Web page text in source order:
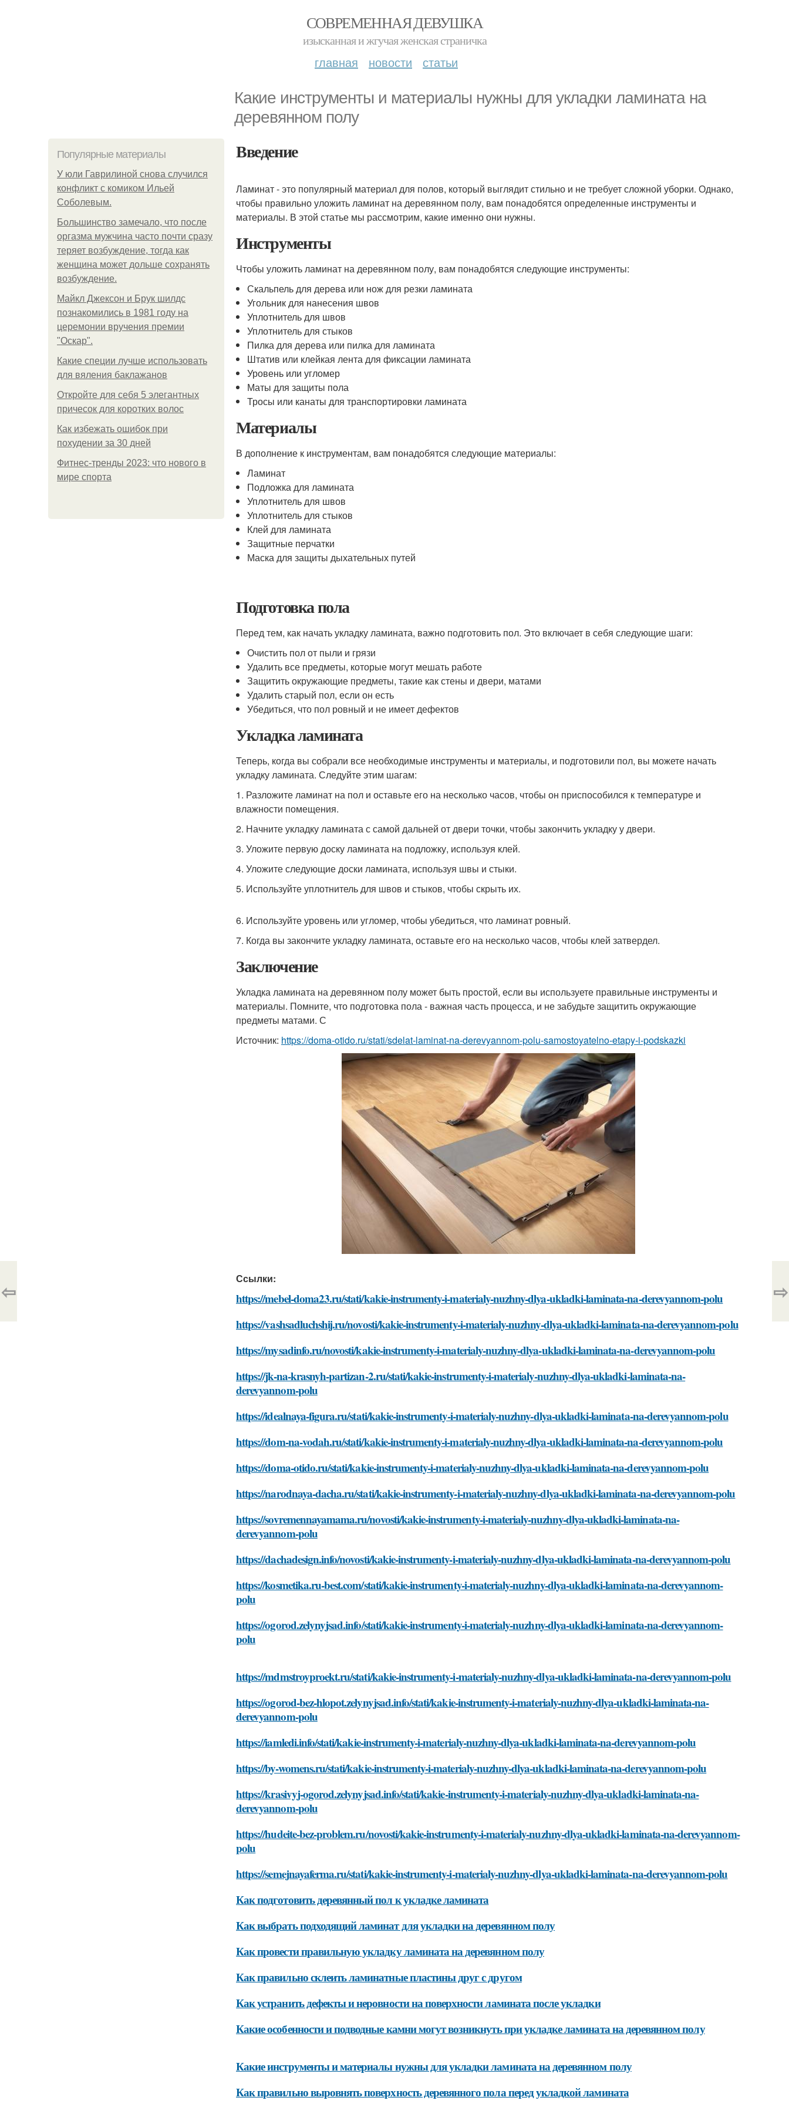
СОВРЕМЕННАЯ ДЕВУШКА
изысканная и жгучая женская страничка
главная новости статьи
Какие инструменты и материалы нужны для укладки ламината на
деревянном полу
Популярные материалы
У юли Гаврилиной снова случился
конфликт с комиком Ильей
Соболевым.
Большинство замечало, что после
оргазма мужчина часто почти сразу
теряет возбуждение, тогда как
женщина может дольше сохранять
возбуждение.
Майкл Джексон и Брук шилдс
познакомились в 1981 году на
церемонии вручения премии
"Оскар".
Какие специи лучше использовать
для вяления баклажанов
Откройте для себя 5 элегантных
причесок для коротких волос
Как избежать ошибок при
похудении за 30 дней
Фитнес-тренды 2023: что нового в
мире спорта
Введение
Ламинат - это популярный материал для полов, который выглядит стильно и не требует сложной уборки. Однако,
чтобы правильно уложить ламинат на деревянном полу, вам понадобятся определенные инструменты и
материалы. В этой статье мы рассмотрим, какие именно они нужны.
Инструменты
Чтобы уложить ламинат на деревянном полу, вам понадобятся следующие инструменты:
Скальпель для дерева или нож для резки ламината
Угольник для нанесения швов
Уплотнитель для швов
Уплотнитель для стыков
Пилка для дерева или пилка для ламината
Штатив или клейкая лента для фиксации ламината
Уровень или угломер
Маты для защиты пола
Тросы или канаты для транспортировки ламината
Материалы
В дополнение к инструментам, вам понадобятся следующие материалы:
Ламинат
Подложка для ламината
Уплотнитель для швов
Уплотнитель для стыков
Клей для ламината
Защитные перчатки
Маска для защиты дыхательных путей
Подготовка пола
Перед тем, как начать укладку ламината, важно подготовить пол. Это включает в себя следующие шаги:
Очистить пол от пыли и грязи
Удалить все предметы, которые могут мешать работе
Защитить окружающие предметы, такие как стены и двери, матами
Удалить старый пол, если он есть
Убедиться, что пол ровный и не имеет дефектов
Укладка ламината
Теперь, когда вы собрали все необходимые инструменты и материалы, и подготовили пол, вы можете начать
укладку ламината. Следуйте этим шагам:
1. Разложите ламинат на пол и оставьте его на несколько часов, чтобы он приспособился к температуре и
влажности помещения.
2. Начните укладку ламината с самой дальней от двери точки, чтобы закончить укладку у двери.
3. Уложите первую доску ламината на подложку, используя клей.
4. Уложите следующие доски ламината, используя швы и стыки.
5. Используйте уплотнитель для швов и стыков, чтобы скрыть их.
6. Используйте уровень или угломер, чтобы убедиться, что ламинат ровный.
7. Когда вы закончите укладку ламината, оставьте его на несколько часов, чтобы клей затвердел.
Заключение
Укладка ламината на деревянном полу может быть простой, если вы используете правильные инструменты и
материалы. Помните, что подготовка пола - важная часть процесса, и не забудьте защитить окружающие
предметы матами. С
Источник: https://doma-otido.ru/stati/sdelat-laminat-na-derevyannom-polu-samostoyatelno-etapy-i-podskazki
Ссылки:
https://mebel-doma23.ru/stati/kakie-instrumenty-i-materialy-nuzhny-dlya-ukladki-laminata-na-derevyannom-polu
https://vashsadluchshij.ru/novosti/kakie-instrumenty-i-materialy-nuzhny-dlya-ukladki-laminata-na-derevyannom-polu
https://mysadinfo.ru/novosti/kakie-instrumenty-i-materialy-nuzhny-dlya-ukladki-laminata-na-derevyannom-polu
https://jk-na-krasnyh-partizan-2.ru/stati/kakie-instrumenty-i-materialy-nuzhny-dlya-ukladki-laminata-na-
derevyannom-polu
https://idealnaya-figura.ru/stati/kakie-instrumenty-i-materialy-nuzhny-dlya-ukladki-laminata-na-derevyannom-polu
https://dom-na-vodah.ru/stati/kakie-instrumenty-i-materialy-nuzhny-dlya-ukladki-laminata-na-derevyannom-polu
https://doma-otido.ru/stati/kakie-instrumenty-i-materialy-nuzhny-dlya-ukladki-laminata-na-derevyannom-polu
https://narodnaya-dacha.ru/stati/kakie-instrumenty-i-materialy-nuzhny-dlya-ukladki-laminata-na-derevyannom-polu
https://sovremennayamama.ru/novosti/kakie-instrumenty-i-materialy-nuzhny-dlya-ukladki-laminata-na-
derevyannom-polu
https://dachadesign.info/novosti/kakie-instrumenty-i-materialy-nuzhny-dlya-ukladki-laminata-na-derevyannom-polu
https://kosmetika.ru-best.com/stati/kakie-instrumenty-i-materialy-nuzhny-dlya-ukladki-laminata-na-derevyannom-
polu
https://ogorod.zelynyjsad.info/stati/kakie-instrumenty-i-materialy-nuzhny-dlya-ukladki-laminata-na-derevyannom-
polu
https://mdmstroyproekt.ru/stati/kakie-instrumenty-i-materialy-nuzhny-dlya-ukladki-laminata-na-derevyannom-polu
https://ogorod-bez-hlopot.zelynyjsad.info/stati/kakie-instrumenty-i-materialy-nuzhny-dlya-ukladki-laminata-na-
derevyannom-polu
https://iamledi.info/stati/kakie-instrumenty-i-materialy-nuzhny-dlya-ukladki-laminata-na-derevyannom-polu
https://by-womens.ru/stati/kakie-instrumenty-i-materialy-nuzhny-dlya-ukladki-laminata-na-derevyannom-polu
https://krasivyj-ogorod.zelynyjsad.info/stati/kakie-instrumenty-i-materialy-nuzhny-dlya-ukladki-laminata-na-
derevyannom-polu
https://hudeite-bez-problem.ru/novosti/kakie-instrumenty-i-materialy-nuzhny-dlya-ukladki-laminata-na-derevyannom-
polu
https://semejnayaferma.ru/stati/kakie-instrumenty-i-materialy-nuzhny-dlya-ukladki-laminata-na-derevyannom-polu
Как подготовить деревянный пол к укладке ламината
Как выбрать подходящий ламинат для укладки на деревянном полу
Как провести правильную укладку ламината на деревянном полу
Как правильно склеить ламинатные пластины друг с другом
Как устранить дефекты и неровности на поверхности ламината после укладки
Какие особенности и подводные камни могут возникнуть при укладке ламината на деревянном полу
Какие инструменты и материалы нужны для укладки ламината на деревянном полу
Как правильно выровнять поверхность деревянного пола перед укладкой ламината
⇦ ⇨